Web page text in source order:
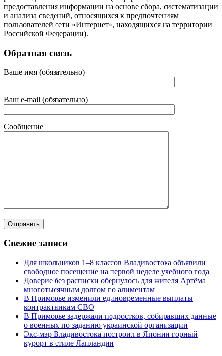
предоставления информации на основе сбора, систематизации
и анализа сведений, относящихся к предпочтениям
пользователей сети «Интернет», находящихся на территории
Российской Федерации).
Обратная связь
Ваше имя (обязательно)
Ваш e-mail (обязательно)
Сообщение
Свежие записи
Для школьников 1–8 классов Владивостока объявили
свободное посещение на первой неделе учебного года
Доверие без расписки обернулось для жителя Артёма
многотысячным долгом по алиментам
В Приморье изменили единовременные выплаты
контрактникам СВО
В Приморье задержали подростков, собиравших данные
о военных по заданию украинской организации
Экс-мэр Владивостока построил в Японии горный
курорт в стиле Лапландии